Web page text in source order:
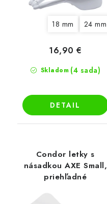
18 mm 24 mm
Skladom (4 sada)
16,90 €
DETAIL
Condor letky s
násadkou AXE Small,
priehľadné